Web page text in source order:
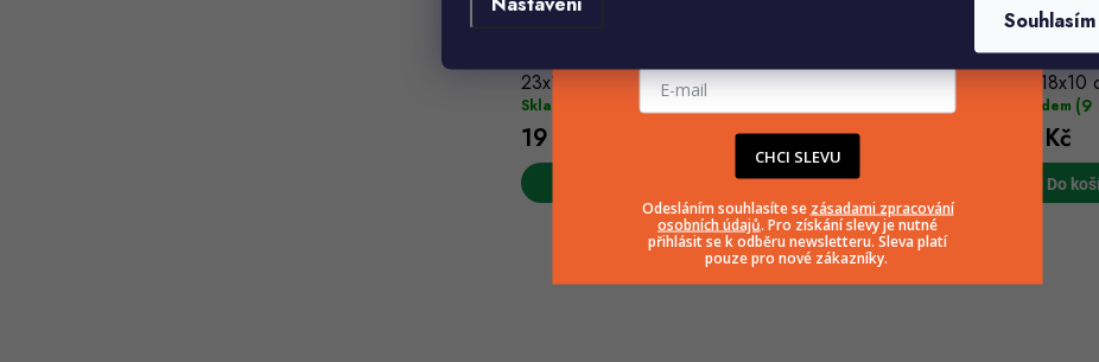
Souhlasím
23x18x10 cm
Skladem
19 Kč
32x26x12 cm
29 Kč
Do košíku
Dárková
23x18x10
Skladem (9
19 Kč
Do
CHCI SLEVU
Odesláním souhlasíte se zásadami zpracování
osobních údajů. Pro získání slevy je nutné
přihlásit se k odběru newsletteru. Sleva platí
pouze pro nové zákazníky.